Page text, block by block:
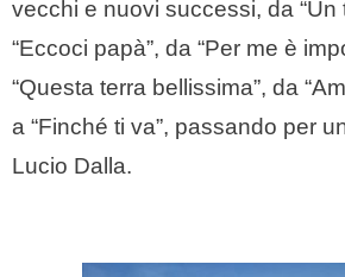
vecchi e nuovi successi, da “Un
“Eccoci papà”, da “Per me è
“Questa terra bellissima”, da
a “Finché ti va”, passando per
Lucio Dalla.